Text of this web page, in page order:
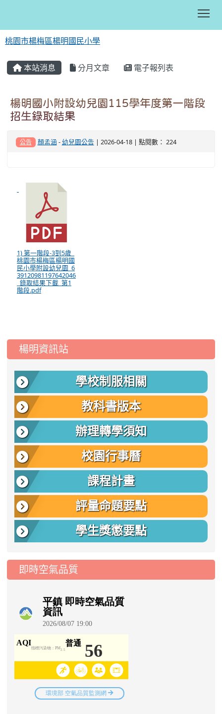
桃園市楊梅區楊明國民小學
本站消息 分月文章 電子報列表
楊明國小附設幼兒園115學年度第一階段
招生錄取結果
公告 顏孟涵 -幼兒園公告 | 2026-04-18 | 點閱數： 224
1) 第一階段-3到5歲_
桃園市楊梅區楊明國
民小學附設幼兒園_6
39120981197642046
_錄取結果下載_第1
階段.pdf
::: 楊明資訊站
學校制服相關
教科書版本
辦理轉學須知
校園行事曆
課程計畫
評量命題要點
學生獎懲要點
即時空氣品質